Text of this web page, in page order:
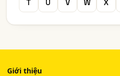
T
U V W X
Giới thiệu